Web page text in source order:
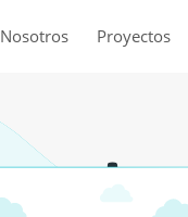
Nosotros Proyectos